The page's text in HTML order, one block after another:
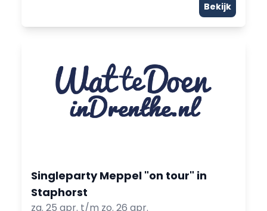
Bekijk
Singleparty Meppel "on tour" in
Staphorst
za. 25 apr. t/m zo. 26 apr.